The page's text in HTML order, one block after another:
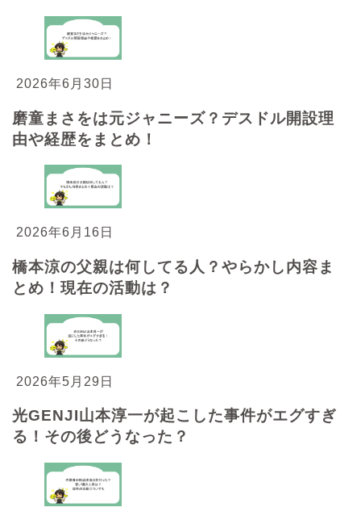
2026年6月30日
磨童まさをは元ジャニーズ？デスドル開設理
由や経歴をまとめ！
2026年6月16日
橋本涼の父親は何してる人？やらかし内容ま
とめ！現在の活動は？
2026年5月29日
光GENJI山本淳一が起こした事件がエグすぎ
る！その後どうなった？